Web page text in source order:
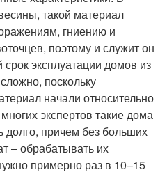
такой материал
гниению и
поэтому и служит он
эксплуатации домов из
поскольку
начали относительно
экспертов такие дома
долго, причем без больших
– обрабатывать их
примерно раз в 10–15